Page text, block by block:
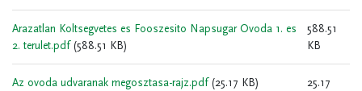
Arazatlan Koltsegvetes es Fooszesito Napsugar Ovoda 1. es
2. terulet.pdf (588.51 KB)
588.51
KB
Az ovoda udvaranak megosztasa-rajz.pdf (25.17 KB)
25.17